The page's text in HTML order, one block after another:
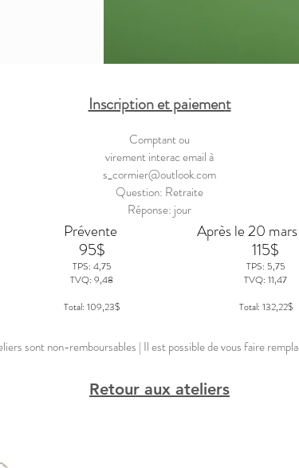
Inscription et paiement
Comptant ou
virement interac email à
s_cormier@outlook.com
Question: Retraite
Réponse: jour
remboursables | Il est possible de vous faire remplacer
Retour aux ateliers
Après le 20
115$
TPS: 5,75
TVQ: 11,47
Total: 132,22$
Prévente
95$
TPS: 4,75
TVQ: 9,48
Total: 109,23$